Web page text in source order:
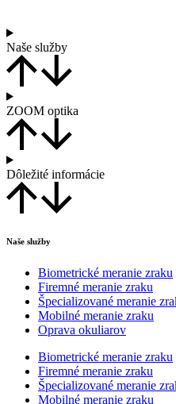
Naše služby
ZOOM optika
Dôležité informácie
Naše služby
Biometrické meranie zraku
Firemné meranie zraku
Špecializované meranie
Mobilné meranie zraku
Oprava okuliarov
Biometrické meranie zraku
Firemné meranie zraku
Špecializované meranie
Mobilné meranie zraku